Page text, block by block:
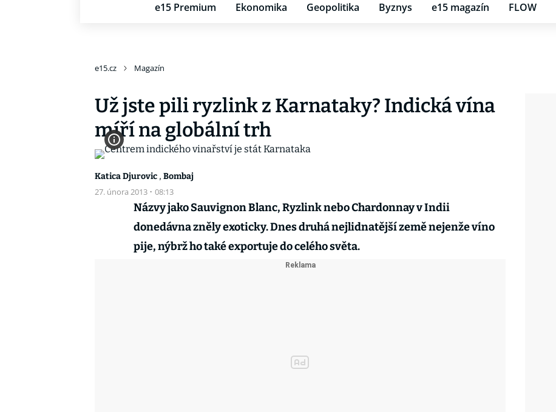
e15 Premium Ekonomika Geopolitika Byznys e15 magazín FLOW
e15.cz Magazín
Už jste pili ryzlink z Karnataky? Indická vína
míří na globální trh
Katica Djurovic , Bombaj
27. února 2013 · 08:13
Názvy jako Sauvignon Blanc, Ryzlink nebo Chardonnay v Indii
donedávna zněly exoticky. Dnes druhá nejlidnatější země nejenže víno
pije, nýbrž ho také exportuje do celého světa.